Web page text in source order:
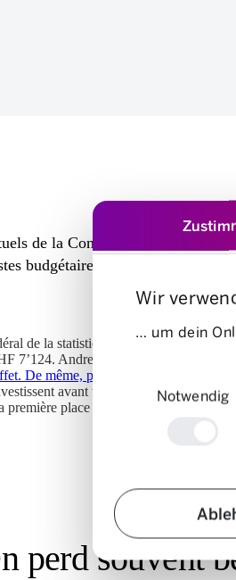
Wir
… um dein
Einwilligungsauswahl
Notwendig
de la Confédération le
budgétaires les plus importants.
de la statistique, un foyer suisse
7’124. Andrea Schmid-Fischer,
De même, pour d’autres factures
avant tout dans le logement et
première place avec plus de CHF
perd souvent